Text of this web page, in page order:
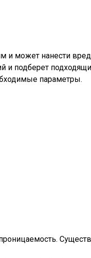
и может нанести
и подберет
параметры.